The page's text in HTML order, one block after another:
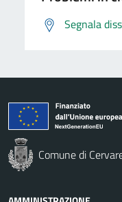
Segnala
Comune di